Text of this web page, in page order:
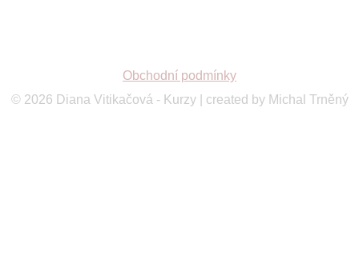
Obchodní podmínky
© 2026 Diana Vitikačová - Kurzy | created by Michal Trněný